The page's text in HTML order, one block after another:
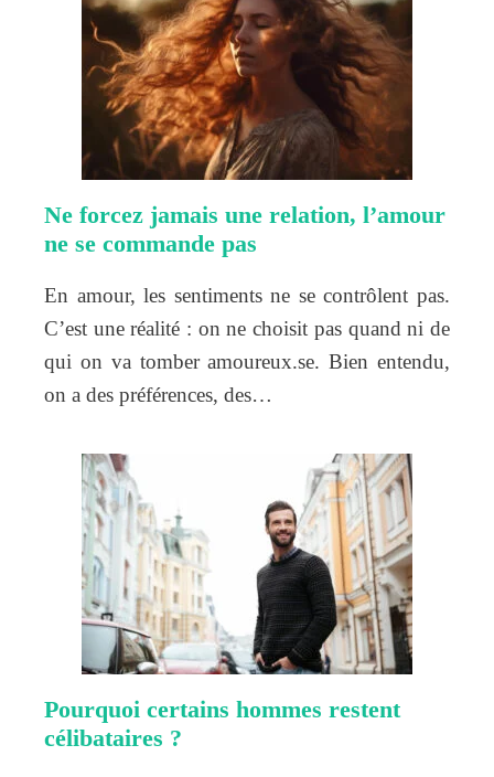
Ne forcez jamais une relation, l’amour
ne se commande pas
En amour, les sentiments ne se contrôlent pas.
C’est une réalité : on ne choisit pas quand ni de
qui on va tomber amoureux.se. Bien entendu,
on a des préférences, des…
Pourquoi certains hommes restent
célibataires ?